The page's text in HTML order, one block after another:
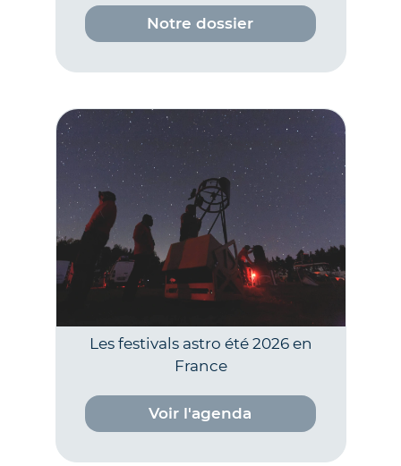
Notre dossier
Les festivals astro été 2026 en
France
Voir l'agenda